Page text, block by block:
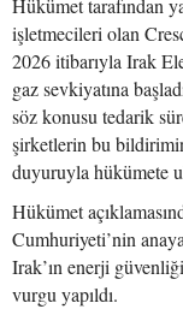
Hükümet tarafından
işletmecileri olan
2026 itibarıyla Irak
gaz sevkiyatına
söz konusu tedarik
şirketlerin bu
duyuruyla hükümete
Hükümet
Cumhuriyeti’nin
Irak’ın enerji
vurgu yapıldı.